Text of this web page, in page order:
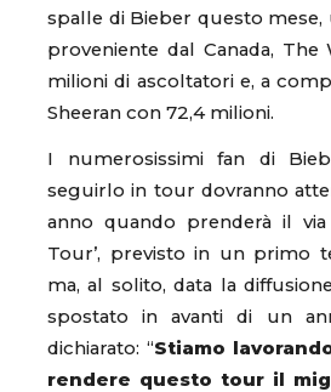
spalle di Bieber questo
proveniente dal Canada, The
milioni di ascoltatori e, a
Sheeran con 72,4 milioni.
I numerosissimi fan di
seguirlo in tour dovranno
anno quando prenderà il
Tour’, previsto in un primo
ma, al solito, data la
spostato in avanti di un
dichiarato: “Stiamo
rendere questo tour il